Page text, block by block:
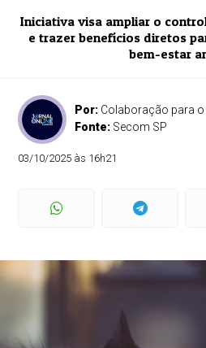
Iniciativa visa ampliar o
e trazer benefícios diretos
bem-estar
Por: Colaboração para
Fonte: Secom SP
03/10/2025 às 16h21